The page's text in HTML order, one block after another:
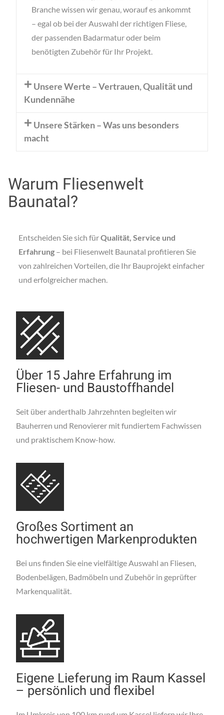
Branche wissen wir genau, worauf es ankommt
– egal ob bei der Auswahl der richtigen Fliese,
der passenden Badarmatur oder beim
benötigten Zubehör für Ihr Projekt.
Unsere Werte – Vertrauen, Qualität und
Kundennähe
Unsere Stärken – Was uns besonders
macht
Warum Fliesenwelt
Baunatal?
Entscheiden Sie sich fürQualität, Service und
Erfahrung– bei Fliesenwelt Baunatal profitieren Sie
von zahlreichen Vorteilen, die Ihr Bauprojekt einfacher
und erfolgreicher machen.
Über 15 Jahre Erfahrung im
Fliesen- und Baustoffhandel
Seit über anderthalb Jahrzehnten begleiten wir
Bauherren und Renovierer mit fundiertem Fachwissen
und praktischem Know-how.
Großes Sortiment an
hochwertigen Markenprodukten
Bei uns finden Sie eine vielfältige Auswahl an Fliesen,
Bodenbelägen, Badmöbeln und Zubehör in geprüfter
Markenqualität.
Eigene Lieferung im Raum Kassel
– persönlich und flexibel